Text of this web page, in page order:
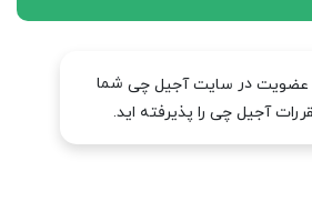
عضویت در سایت آجیل چی شما
آجیل چی را پذیرفته اید.